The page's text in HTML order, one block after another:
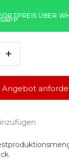
ÜBER
+
Angebot